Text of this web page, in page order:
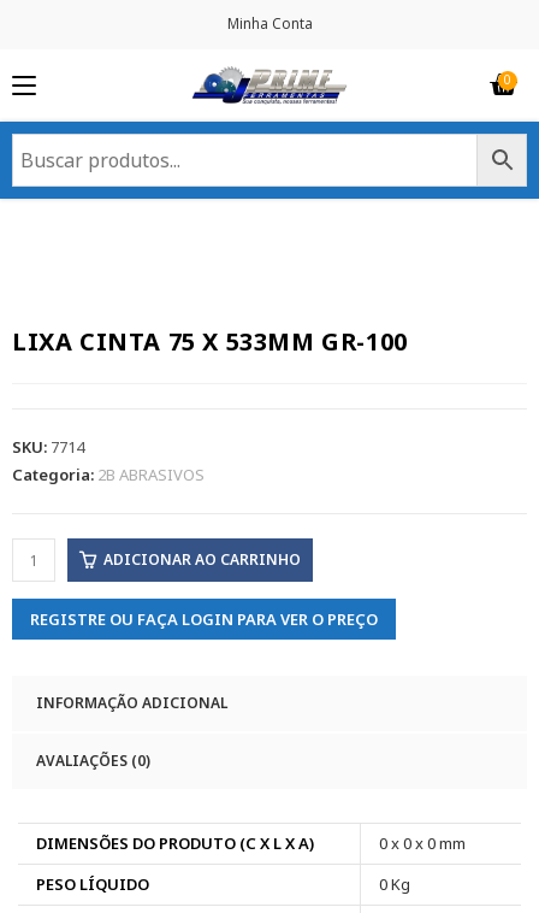
Minha Conta
LIXA CINTA 75 X 533MM GR-100
SKU: 7714
Categoria: 2B ABRASIVOS
ADICIONAR AO CARRINHO
REGISTRE OU FAÇA LOGIN PARA VER O PREÇO
INFORMAÇÃO ADICIONAL
AVALIAÇÕES (0)
DIMENSÕES DO PRODUTO (C X L X A)
0 x 0 x 0 mm
PESO LÍQUIDO
0 Kg